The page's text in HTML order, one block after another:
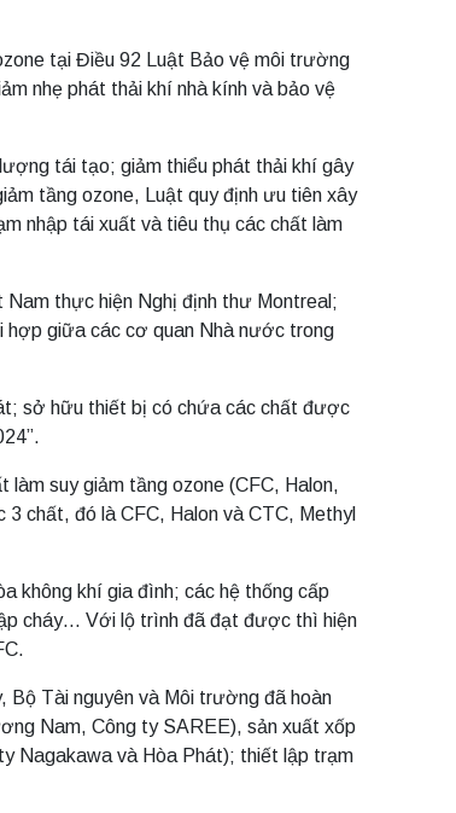
tại Điều 92 Luật Bảo vệ môi trường
nhẹ phát thải khí nhà kính và bảo vệ
tái tạo; giảm thiểu phát thải khí gây
tầng ozone, Luật quy định ưu tiên xây
nhập tái xuất và tiêu thụ các chất làm
Nam thực hiện Nghị định thư Montreal;
hợp giữa các cơ quan Nhà nước trong
sở hữu thiết bị có chứa các chất được
suy giảm tầng ozone (CFC, Halon,
chất, đó là CFC, Halon và CTC, Methyl
không khí gia đình; các hệ thống cấp
cháy… Với lộ trình đã đạt được thì hiện
Bộ Tài nguyên và Môi trường đã hoàn
Nam, Công ty SAREE), sản xuất xốp
Nagakawa và Hòa Phát); thiết lập trạm